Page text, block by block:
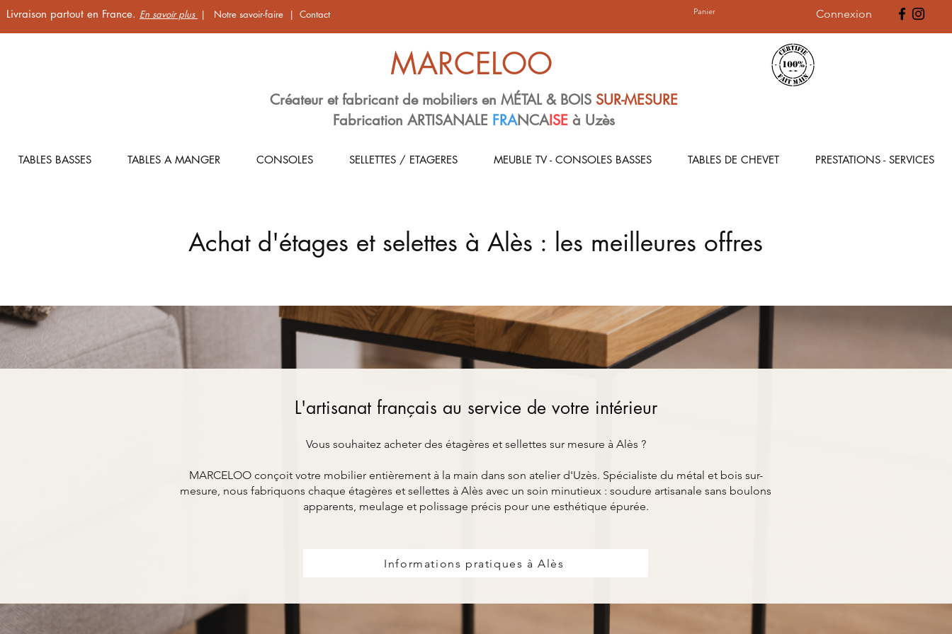
Livraison partout en France. En savoir plus | Notre savoir-faire | Contact Panier Connexion
MARCELOO
Créateur et fabricant de mobiliers en MÉTAL & BOIS SUR-MESURE
Fabrication ARTISANALE FRANCAISE à Uzès
TABLES BASSES TABLES A MANGER CONSOLES SELLETTES / ETAGERES MEUBLE TV - CONSOLES BASSES TABLES DE CHEVET PRESTATIONS - SERVICES
Achat d'étages et selettes à Alès : les meilleures offres
L'artisanat français au service de votre intérieur
Vous souhaitez acheter des étagères et sellettes sur mesure à Alès ?
MARCELOO conçoit votre mobilier entièrement à la main dans son atelier d'Uzès. Spécialiste du métal et bois sur-
mesure, nous fabriquons chaque étagères et sellettes à Alès avec un soin minutieux : soudure artisanale sans boulons
apparents, meulage et polissage précis pour une esthétique épurée.
Informations pratiques à Alès